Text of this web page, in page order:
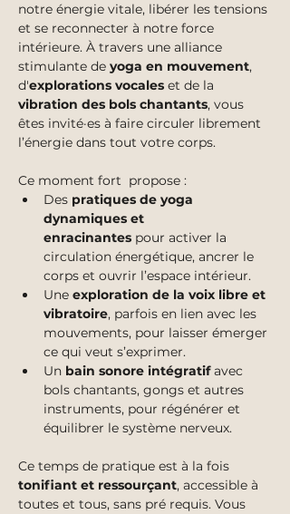
notre énergie vitale, libérer les tensions
et se reconnecter à notre force
intérieure. À travers une alliance
stimulante de yoga en mouvement,
d'explorations vocales et de la
vibration des bols chantants, vous
êtes invité·es à faire circuler librement
l’énergie dans tout votre corps.
Ce moment fort  propose :
Des pratiques de yoga
dynamiques et
enracinantes pour activer la
circulation énergétique, ancrer le
corps et ouvrir l’espace intérieur.
Une exploration de la voix libre et
vibratoire, parfois en lien avec les
mouvements, pour laisser émerger
ce qui veut s’exprimer.
Un bain sonore intégratif avec
bols chantants, gongs et autres
instruments, pour régénérer et
équilibrer le système nerveux.
Ce temps de pratique est à la fois
tonifiant et ressourçant, accessible à
toutes et tous, sans pré requis. Vous